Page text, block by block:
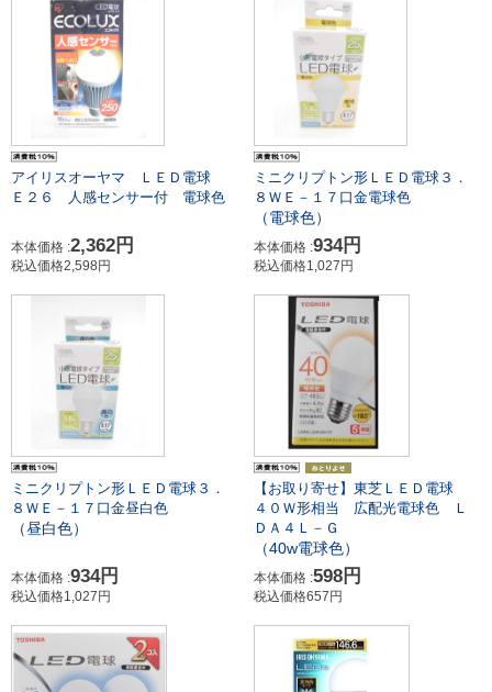
アイリスオーヤマ ＬＥＤ電球
Ｅ２６ 人感センサー付 電球色
本体価格 :2,362円
税込価格2,598円
ミニクリプトン形ＬＥＤ電球３．
８ＷＥ－１７口金電球色
（電球色）
本体価格 :934円
税込価格1,027円
ミニクリプトン形ＬＥＤ電球３．
８ＷＥ－１７口金昼白色
（昼白色）
本体価格 :934円
税込価格1,027円
【お取り寄せ】東芝ＬＥＤ電球
４０Ｗ形相当 広配光電球色 Ｌ
ＤＡ４Ｌ－Ｇ
（40w電球色）
本体価格 :598円
税込価格657円